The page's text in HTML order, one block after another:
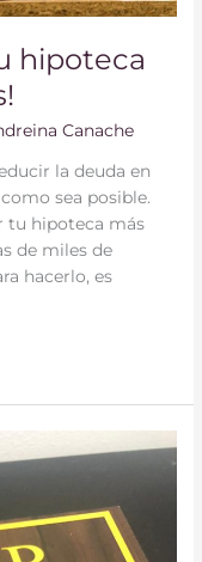
hipoteca
Canache
la deuda en
sea posible.
tu hipoteca más
de miles de
hacerlo, es